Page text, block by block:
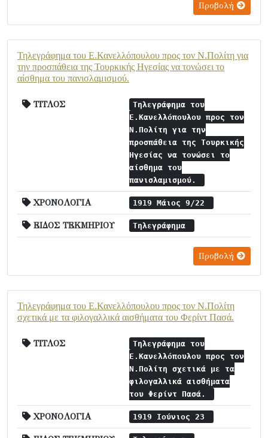
Προβολή
Τηλεγράφημα του Ε.Κανελλόπουλου προς τον Ν.Πολίτη για
την προσπάθεια της Τουρκικής Ηγεσίας να τονώσει το
αίσθημα του πανισλαμισμού.
ΤΙΤΛΟΣ
Τηλεγράφημα του
Ε.Κανελλόπουλου προς τον
Ν.Πολίτη για την
προσπάθεια της Τουρκικής
Ηγεσίας να τονώσει το
αίσθημα του
πανισλαμισμού.
ΧΡΟΝΟΛΟΓΙΑ 1919 Μάιος 9/22
ΕΙΔΟΣ ΤΕΚΜΗΡΙΟΥ Τηλεγράφημα
Προβολή
Τηλεγράφημα του Ε.Κανελλόπουλου προς τον Ν.Πολίτη
σχετικά με τα φιλογαλλικά αισθήματα του Φερίντ Πασά.
ΤΙΤΛΟΣ
Τηλεγράφημα του
Ε.Κανελλόπουλου προς τον
Ν.Πολίτη σχετικά με τα
φιλογαλλικά αισθήματα
του Φερίντ Πασά.
ΧΡΟΝΟΛΟΓΙΑ 1919 Ιούνιος 23